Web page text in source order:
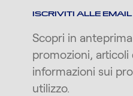
ISCRIVITI ALLE
Scopri in
promozioni, articoli
informazioni sui
utilizzo.